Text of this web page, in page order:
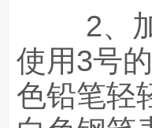
2、加
使用3号
色铅笔轻